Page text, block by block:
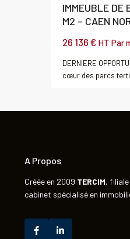
IMMEUBLE DE
M2 – CAEN
26 136 € HT Par
DERNIERE
cœur des parcs
A Propos
Créée en 2009 TERCIM, filiale
cabinet spécialisé en